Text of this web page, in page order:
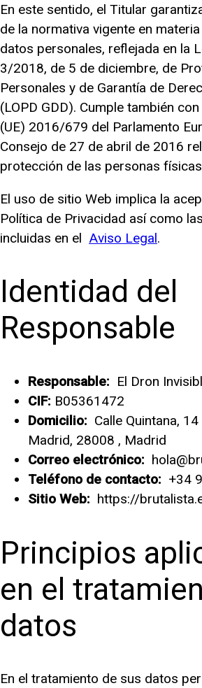
En este sentido, el Titular
de la normativa vigente en
datos personales, reflejada en la
3/2018, de 5 de diciembre, de
Personales y de Garantía de
(LOPD GDD). Cumple también
(UE) 2016/679 del Parlamento
Consejo de 27 de abril de 2016
protección de las personas físicas
El uso de sitio Web implica la
Política de Privacidad así como
incluidas en el Aviso Legal.
Identidad del
Responsable
Responsable: El Dron
CIF: B05361472
Domicilio: Calle Quintana,
Madrid, 28008 , Madrid
Correo electrónico:
Teléfono de contacto: +34
Sitio Web: https://
Principios
en el
datos
En el tratamiento de sus datos